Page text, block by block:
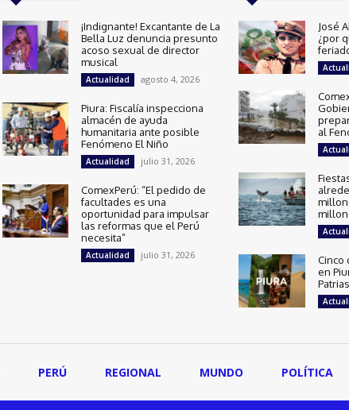
¡Indignante! Excantante de La
Bella Luz denuncia presunto
acoso sexual de director
musical
Actualidad agosto 4, 2026
Piura: Fiscalía inspecciona
almacén de ayuda
humanitaria ante posible
Fenómeno El Niño
Actualidad julio 31, 2026
ComexPerú: “El pedido de
facultades es una
oportunidad para impulsar
las reformas que el Perú
necesita”
Actualidad julio 31, 2026
José
¿por
al
Cinco
en
Patrias
PERÚ REGIONAL MUNDO POLÍTICA